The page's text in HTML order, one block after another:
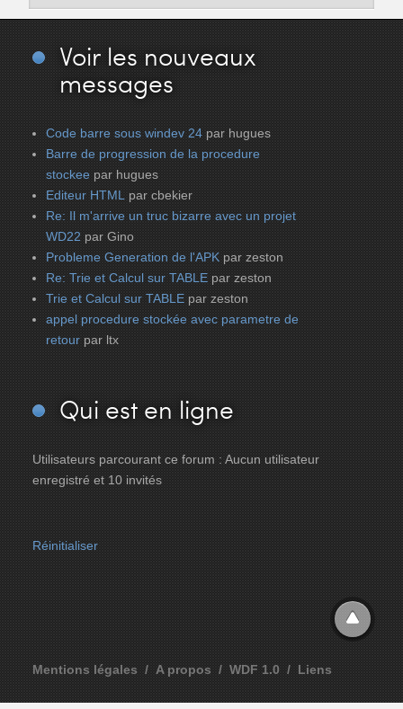
Voir les nouveaux
messages
Code barre sous windev 24 par hugues
Barre de progression de la procedure
stockee par hugues
Editeur HTML par cbekier
Re: Il m'arrive un truc bizarre avec un projet
WD22 par Gino
Probleme Generation de l'APK par zeston
Re: Trie et Calcul sur TABLE par zeston
Trie et Calcul sur TABLE par zeston
appel procedure stockée avec parametre de
retour par ltx
Qui est en ligne
Utilisateurs parcourant ce forum : Aucun utilisateur
enregistré et 10 invités
Réinitialiser
Mentions légales A propos WDF 1.0 Liens